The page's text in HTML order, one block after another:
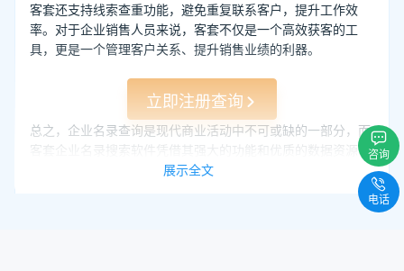
客套还支持线索查重功能，避免重复联系客户，提升工作效
率。对于企业销售人员来说，客套不仅是一个高效获客的工
具，更是一个管理客户关系、提升销售业绩的利器。
立即注册查询
总之，企业名录查询是现代商业活动中不可或缺的一部分，而
客套企业名录搜索软件凭借其强大的功能和优质的数据资源，
无疑是企业拓展业务、提升效率的得力助手。
展示全文
咨询
电话